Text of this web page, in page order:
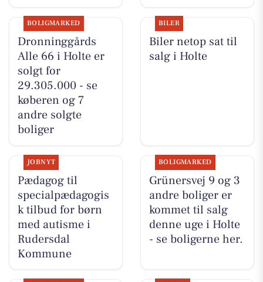
BOLIGMARKED
Dronninggårds
Alle 66 i Holte er
solgt for
29.305.000 - se
køberen og 7
andre solgte
boliger
BILER
Biler netop sat til
salg i Holte
JOBNYT
Pædagog til
specialpædagogis
k tilbud for børn
med autisme i
Rudersdal
Kommune
BOLIGMARKED
Grünersvej 9 og 3
andre boliger er
kommet til salg
denne uge i Holte
- se boligerne her.